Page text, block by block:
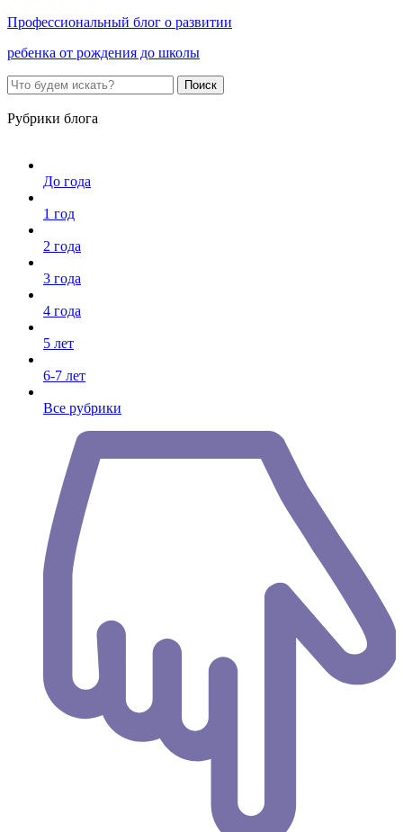
Профессиональный блог о развитии
ребенка от рождения до школы
Поиск
Рубрики блога
До года
1 год
2 года
3 года
4 года
5 лет
6-7 лет
Все рубрики